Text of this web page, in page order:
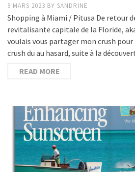
9 MARS 2023 BY SANDRINE
Shopping à Miami / Pitusa De retour
revitalisante capitale de la Floride,
voulais vous partager mon crush pour
crush du au hasard, suite à la
READ MORE